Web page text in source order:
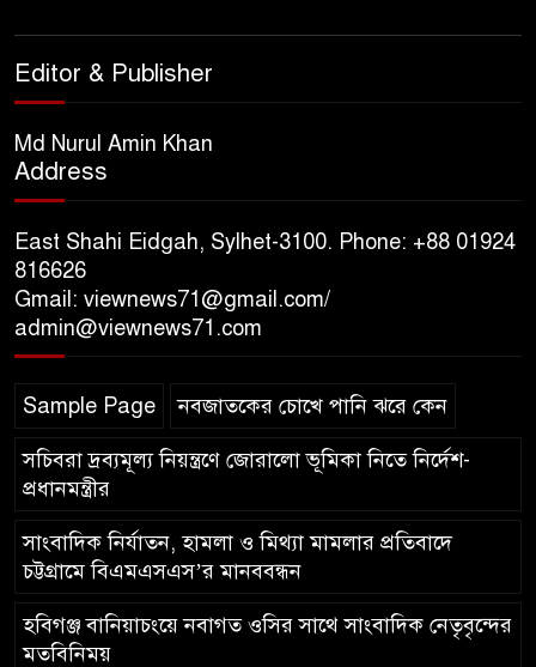
গভীর শ্রদ্ধা নিবেদন
সিলেট আরও দুইজনের মৃত্যু,
স্মৃতিস্তম্ভে পুষ্পস্তবক অর্পণে জুলাই
গণঅভ্যুত্থানের শহীদদের প্রতি গভীর শ্রদ্ধা নিবেদন
Editor & Publisher
Md Nurul Amin Khan
Address
East Shahi Eidgah, Sylhet-3100. Phone: +88 01924
816626
Gmail: viewnews71@gmail.com/
admin@viewnews71.com
Sample Page নবজাতকের চোখে পানি ঝরে কেন
সচিবরা দ্রব্যমূল্য নিয়ন্ত্রণে জোরালো ভূমিকা নিতে নির্দেশ-
প্রধানমন্ত্রীর
সাংবাদিক নির্যাতন, হামলা ও মিথ্যা মামলার প্রতিবাদে
চট্টগ্রামে বিএমএসএস’র মানববন্ধন
হবিগঞ্জ বানিয়াচংয়ে নবাগত ওসির সাথে সাংবাদিক নেতৃবৃন্দের
মতবিনিময়